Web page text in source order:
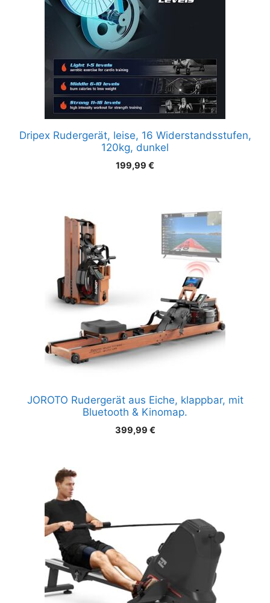
Dripex Rudergerät, leise, 16 Widerstandsstufen,
120kg, dunkel
199,99 €
JOROTO Rudergerät aus Eiche, klappbar, mit
Bluetooth & Kinomap.
399,99 €